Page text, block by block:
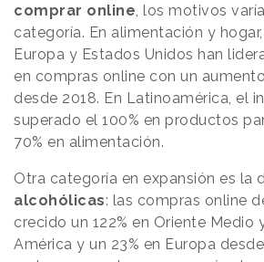
comprar online, los motivos
categoría. En alimentación y
Europa y Estados Unidos han
en compras online con un
desde 2018. En Latinoamérica, el
superado el 100% en productos
70% en alimentación.
Otra categoría en expansión es la
alcohólicas: las compras online
crecido un 122% en Oriente Medio
América y un 23% en Europa